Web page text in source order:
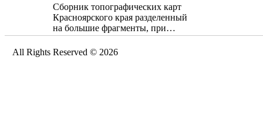
Сборник топографических карт
Красноярского края разделенный
на большие фрагменты, при…
All Rights Reserved © 2026